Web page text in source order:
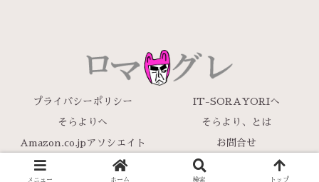
プライバシーポリシー IT-SORAYORIへ
そらよりへ そらより、とは
Amazon.co.jpアソシエイト お問合せ
Copyright © 2018-2026 ロマグレ All Rights Reserved.
メニュー ホーム 検索 トップ